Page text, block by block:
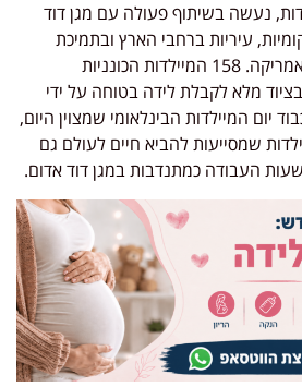
נעשה בשיתוף פעולה עם מגן דוד
עיריות ברחבי הארץ ובתמיכת
הפדרציות של יהודי צפון אמריקה. 158 המיילדות הכונניות
מלא לקבלת לידה בטוחה על ידי
יום המיילדות הבינלאומי שמצוין היום,
שמסייעות להביא חיים לעולם גם
העבודה כמתנדבות במגן דוד אדום.